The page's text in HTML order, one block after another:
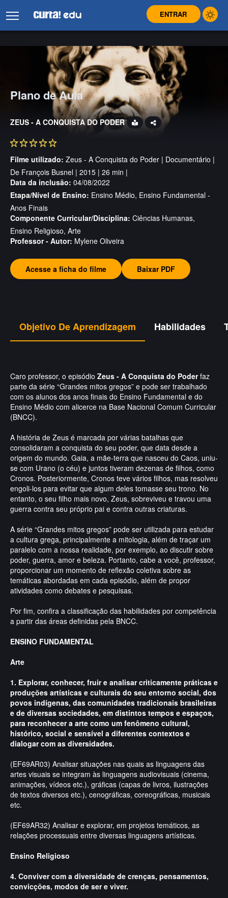
ENTRAR
Plano de Aula
ZEUS - A CONQUISTA DO PODER
Filme utilizado: Zeus - A Conquista do Poder | Documentário |
De François Busnel | 2015 | 26 min |
Data da inclusão: 04/08/2022
Etapa/Nível de Ensino: Ensino Médio, Ensino Fundamental -
Anos Finais
Componente Curricular/Disciplina: Ciências Humanas,
Ensino Religioso, Arte
Professor - Autor: Mylene Oliveira
Acesse a ficha do filme Baixar PDF
Objetivo De Aprendizagem Habilidades
Caro professor, o episódio Zeus - A Conquista do Poderfaz
parte da série “Grandes mitos gregos” e pode ser trabalhado
com os alunos dos anos finais do Ensino Fundamental e do
Ensino Médio com alicerce na Base Nacional Comum Curricular
(BNCC).
A história de Zeus é marcada por várias batalhas que
consolidaram a conquista do seu poder, que data desde a
origem do mundo. Gaia, a mãe-terra que nasceu do Caos, uniu-
se com Urano (o céu) e juntos tiveram dezenas de filhos, como
Cronos. Posteriormente, Cronos teve vários filhos, mas resolveu
engoli-los para evitar que algum deles tomasse seu trono. No
entanto, o seu filho mais novo, Zeus, sobreviveu e travou uma
guerra contra seu próprio pai e contra outras criaturas.
A série “Grandes mitos gregos” pode ser utilizada para estudar
a cultura grega, principalmente a mitologia, além de traçar um
paralelo com a nossa realidade, por exemplo, ao discutir sobre
poder, guerra, amor e beleza. Portanto, cabe a você, professor,
proporcionar um momento de reflexão coletiva sobre as
temáticas abordadas em cada episódio, além de propor
atividades como debates e pesquisas.
Por fim, confira a classificação das habilidades por competência
a partir das áreas definidas pela BNCC.
ENSINO FUNDAMENTAL
Arte
1. Explorar, conhecer, fruir e analisar criticamente práticas e
produções artísticas e culturais do seu entorno social, dos
povos indígenas, das comunidades tradicionais brasileiras
e de diversas sociedades, em distintos tempos e espaços,
para reconhecer a arte como um fenômeno cultural,
histórico, social e sensível a diferentes contextos e
dialogar com as diversidades.
(EF69AR03) Analisar situações nas quais as linguagens das
artes visuais se integram às linguagens audiovisuais (cinema,
animações, vídeos etc.), gráficas (capas de livros, ilustrações
de textos diversos etc.), cenográficas, coreográficas, musicais
etc.
(EF69AR32) Analisar e explorar, em projetos temáticos, as
relações processuais entre diversas linguagens artísticas.
Ensino Religioso
4. Conviver com a diversidade de crenças, pensamentos,
convicções, modos de ser e viver.